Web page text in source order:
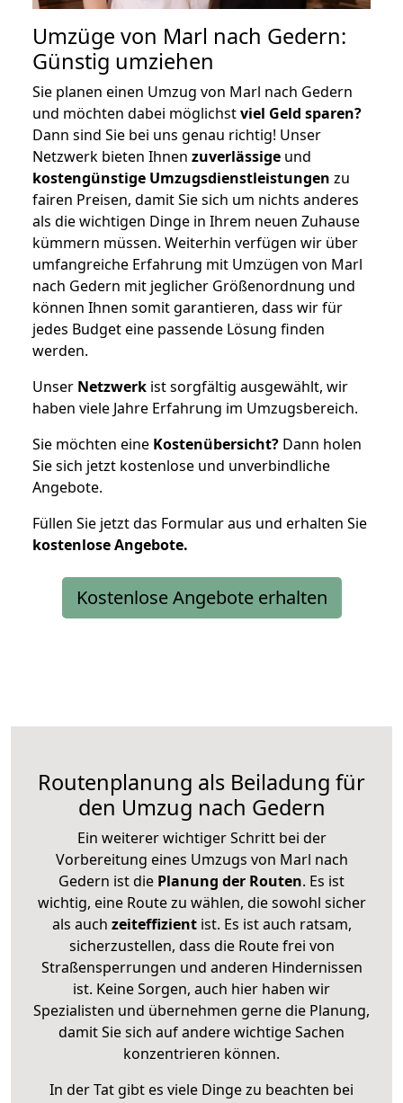
Umzüge von Marl nach Gedern:
Günstig umziehen
Sie planen einen Umzug von Marl nach Gedern
und möchten dabei möglichstviel Geld sparen?
Dann sind Sie bei uns genau richtig! Unser
Netzwerk bieten Ihnen zuverlässige und
kostengünstige Umzugsdienstleistungen zu
fairen Preisen, damit Sie sich um nichts anderes
als die wichtigen Dinge in Ihrem neuen Zuhause
kümmern müssen. Weiterhin verfügen wir über
umfangreiche Erfahrung mit Umzügen von Marl
nach Gedern mit jeglicher Größenordnung und
können Ihnen somit garantieren, dass wir für
jedes Budget eine passende Lösung finden
werden.
Unser Netzwerk ist sorgfältig ausgewählt, wir
haben viele Jahre Erfahrung im Umzugsbereich.
Sie möchten eine Kostenübersicht? Dann holen
Sie sich jetzt kostenlose und unverbindliche
Angebote.
Füllen Sie jetzt das Formular aus und erhalten Sie
kostenloseAngebote.
Kostenlose Angebote erhalten
Routenplanung als Beiladung für
den Umzug nach Gedern
Ein weiterer wichtiger Schritt bei der
Vorbereitung eines Umzugs von Marl nach
Gedern ist die Planung der Routen. Es ist
wichtig, eine Route zu wählen, die sowohl sicher
als auch zeiteffizientist. Es ist auch ratsam,
sicherzustellen, dass die Route frei von
Straßensperrungen und anderen Hindernissen
ist. Keine Sorgen, auch hier haben wir
Spezialisten und übernehmen gerne die Planung,
damit Sie sich auf andere wichtige Sachen
konzentrieren können.
In der Tat gibt es viele Dinge zu beachten bei